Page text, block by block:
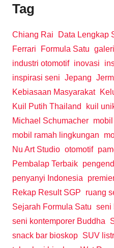
Tag
Chiang Rai Data Lengkap
Ferrari
Formula Satu
industri otomotif inovasi
inspirasi seni Jepang
Kebiasaan Masyarakat
Kuil Putih Thailand
kuil
Michael Schumacher
mobil ramah lingkungan
Nu Art Studio otomotif
Pembalap Terbaik
penyanyi Indonesia
Rekap Result SGP
ruang
Sejarah Formula Satu seni
seni kontemporer Buddha
snack bar bioskop SUV